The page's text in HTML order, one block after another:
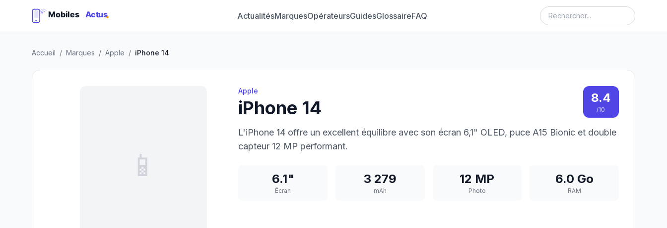
ActualitésMarquesOpérateursGuidesGlossaireFAQ
Accueil / Marques / Apple / iPhone 14
📱
Apple
iPhone 14 8.4
/10
L'iPhone 14 offre un excellent équilibre avec son écran 6,1" OLED, puce A15 Bionic et double
capteur 12 MP performant.
6.1"
Écran
3 279
mAh
12 MP
Photo
6.0 Go
RAM